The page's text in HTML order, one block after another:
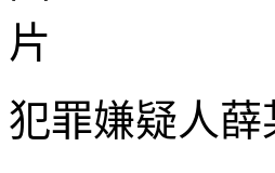
犯罪嫌疑人薛